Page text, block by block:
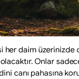
her daim üzerinizde
Onlar
canı pahasına